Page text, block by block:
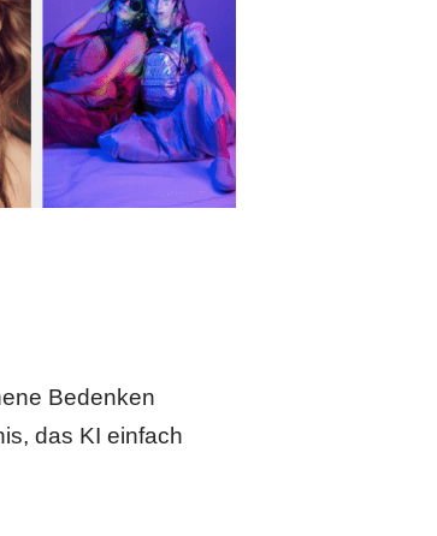
Bedenken
das KI einfach